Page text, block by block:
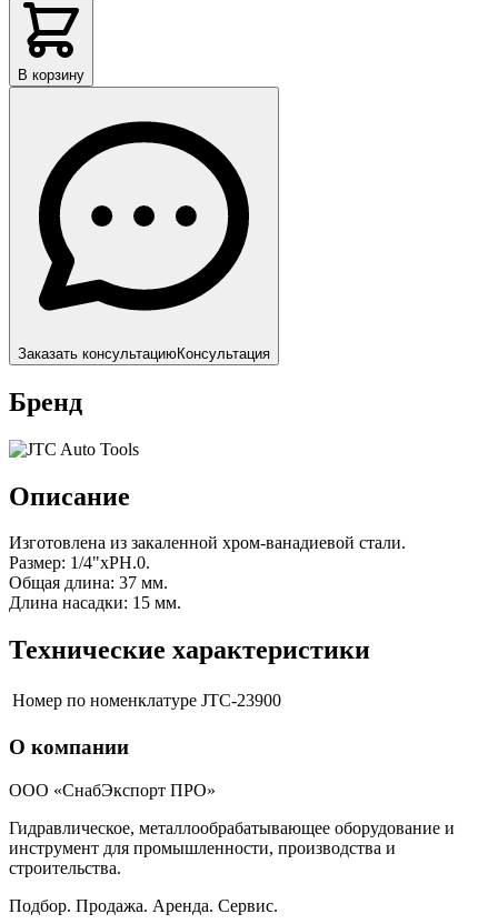
В корзину
Заказать консультациюКонсультация
Бренд
Описание
Изготовлена из закаленной хром-ванадиевой стали.
Размер: 1/4"хРН.0.
Общая длина: 37 мм.
Длина насадки: 15 мм.
Технические характеристики
Номер по номенклатуре JTC-23900
О компании
ООО «СнабЭкспорт ПРО»
Гидравлическое, металлообрабатывающее оборудование и
инструмент для промышленности, производства и
строительства.
Подбор. Продажа. Аренда. Сервис.